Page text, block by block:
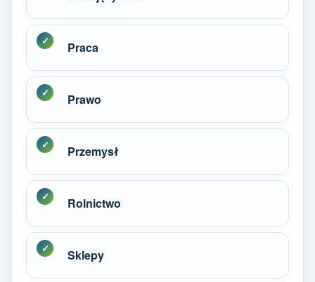
Praca
Prawo
Przemysł
Rolnictwo
Sklepy